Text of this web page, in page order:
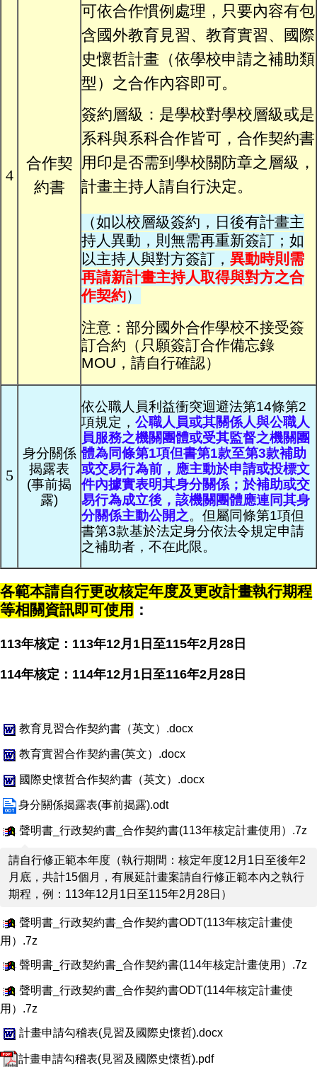
4
合作契
約書
可依合作慣例處理，只要內容有包
含國外教育見習、教育實習、國際
史懷哲計畫（依學校申請之補助類
型）之合作內容即可。
簽約層級：是學校對學校層級或是
系科與系科合作皆可，合作契約書
用印是否需到學校關防章之層級，
計畫主持人請自行決定。
（如以校層級簽約，日後有計畫主
持人異動，則無需再重新簽訂；如
以主持人與對方簽訂， 異動時則需
再請新計畫主持人取得與對方之合
作契約）
注意：部分國外合作學校不接受簽
訂合約（只願簽訂合作備忘錄
MOU，請自行確認）
5
身分關係
揭露表
(事前揭
露)
依公職人員利益衝突迴避法第14條第2
項規定， 公職人員或其關係人與公職人
員服務之機關團體或受其監督之機關團
體為同條第1項但書第1款至第3款補助
或交易行為前，應主動於申請或投標文
件內據實表明其身分關係；於補助或交
易行為成立後，該機關團體應連同其身
分關係主動公開之。但屬同條第1項但
書第3款基於法定身分依法令規定申請
之補助者，不在此限。
各範本請自行更改核定年度及更改計畫執行期程
等相關資訊即可使用 ：
113年核定：113年12月1日至115年2月28日
114年核定：114年12月1日至116年2月28日
教育見習合作契約書（英文）.docx
教育實習合作契約書(英文）.docx
國際史懷哲合作契約書（英文）.docx
身分關係揭露表(事前揭露).odt
聲明書_行政契約書_合作契約書(113年核定計畫使用）.7z
請自行修正範本年度（執行期間：核定年度12月1日至後年2
月底，共計15個月，有展延計畫案請自行修正範本內之執行
期程，例：113年12月1日至115年2月28日）
聲明書_行政契約書_合作契約書ODT(113年核定計畫使
用）.7z
聲明書_行政契約書_合作契約書(114年核定計畫使用）.7z
聲明書_行政契約書_合作契約書ODT(114年核定計畫使
用）.7z
計畫申請勾稽表(見習及國際史懷哲).docx
計畫申請勾稽表(見習及國際史懷哲).pdf